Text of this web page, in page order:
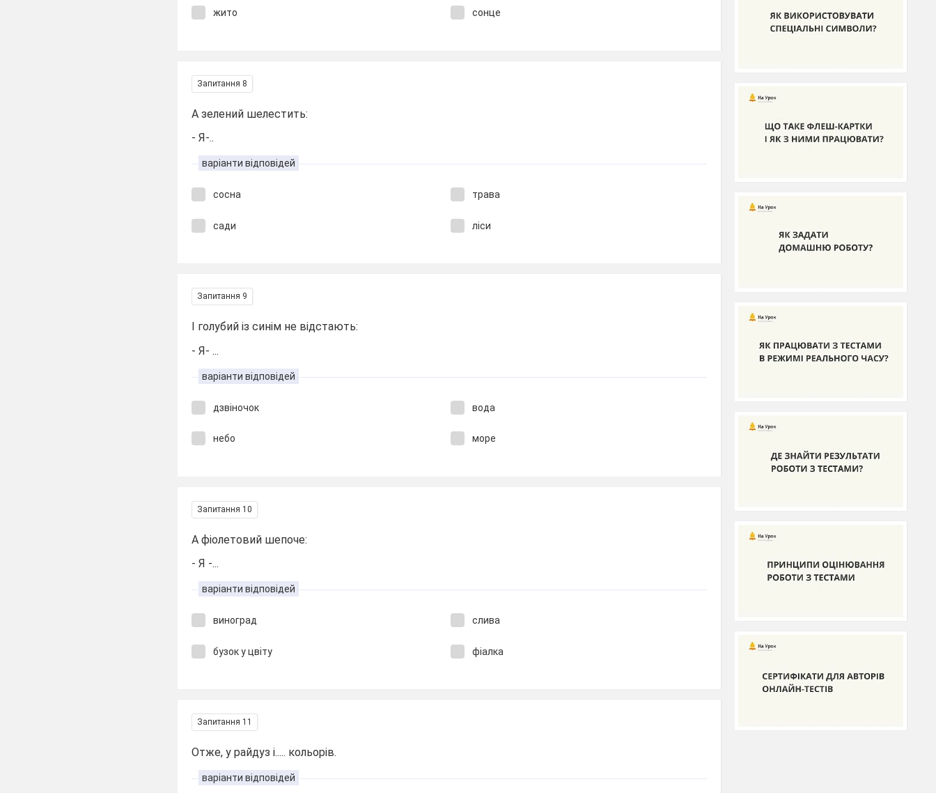
жито сонце
Запитання 8
А зелений шелестить:
- Я-..
варіанти відповідей
сосна трава
сади ліси
Запитання 9
І голубий із синім не відстають:
- Я- ...
варіанти відповідей
дзвіночок вода
небо море
Запитання 10
А фіолетовий шепоче:
- Я -...
варіанти відповідей
виноград слива
бузок у цвіту фіалка
Запитання 11
Отже, у райдуз і..... кольорів.
варіанти відповідей